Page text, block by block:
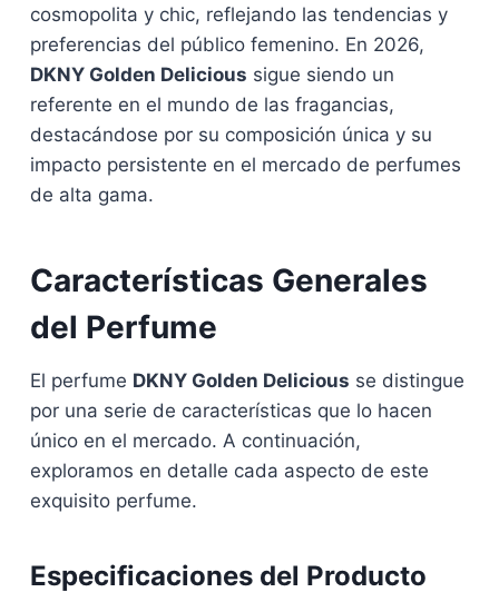
cosmopolita y chic, reflejando las tendencias y
preferencias del público femenino. En 2026,
DKNY Golden Delicious sigue siendo un
referente en el mundo de las fragancias,
destacándose por su composición única y su
impacto persistente en el mercado de perfumes
de alta gama.
Características Generales
del Perfume
El perfume DKNY Golden Delicious se distingue
por una serie de características que lo hacen
único en el mercado. A continuación,
exploramos en detalle cada aspecto de este
exquisito perfume.
Especificaciones del Producto